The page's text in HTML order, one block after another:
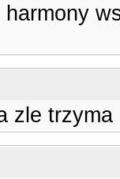
zle trzyma